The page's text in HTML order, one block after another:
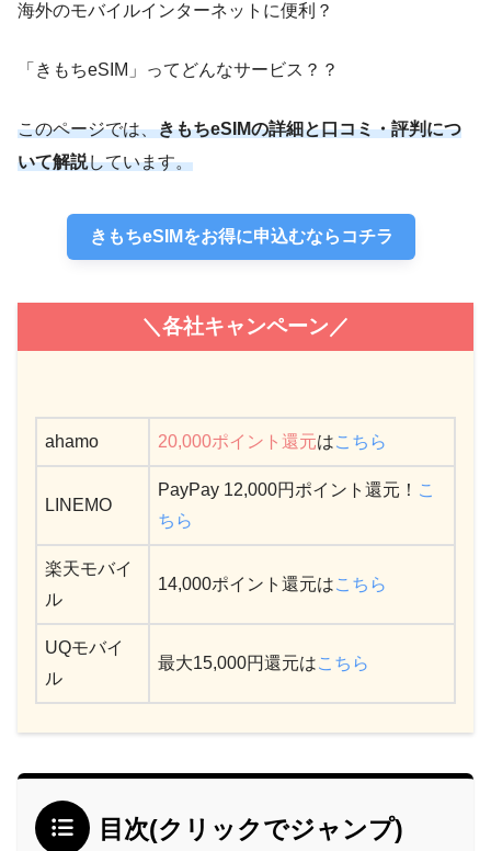
海外のモバイルインターネットに便利？
「きもちeSIM」ってどんなサービス？？
このページでは、きもちeSIMの詳細と口コミ・評判につ
いて解説しています。
きもちeSIMをお得に申込むならコチラ
＼各社キャンペーン／
ahamo 20,000ポイント還元はこちら
LINEMO
PayPay 12,000円ポイント還元！ こ
ちら
楽天モバイ
ル
14,000ポイント還元はこちら
UQモバイ
ル
最大15,000円還元はこちら
目次(クリックでジャンプ)